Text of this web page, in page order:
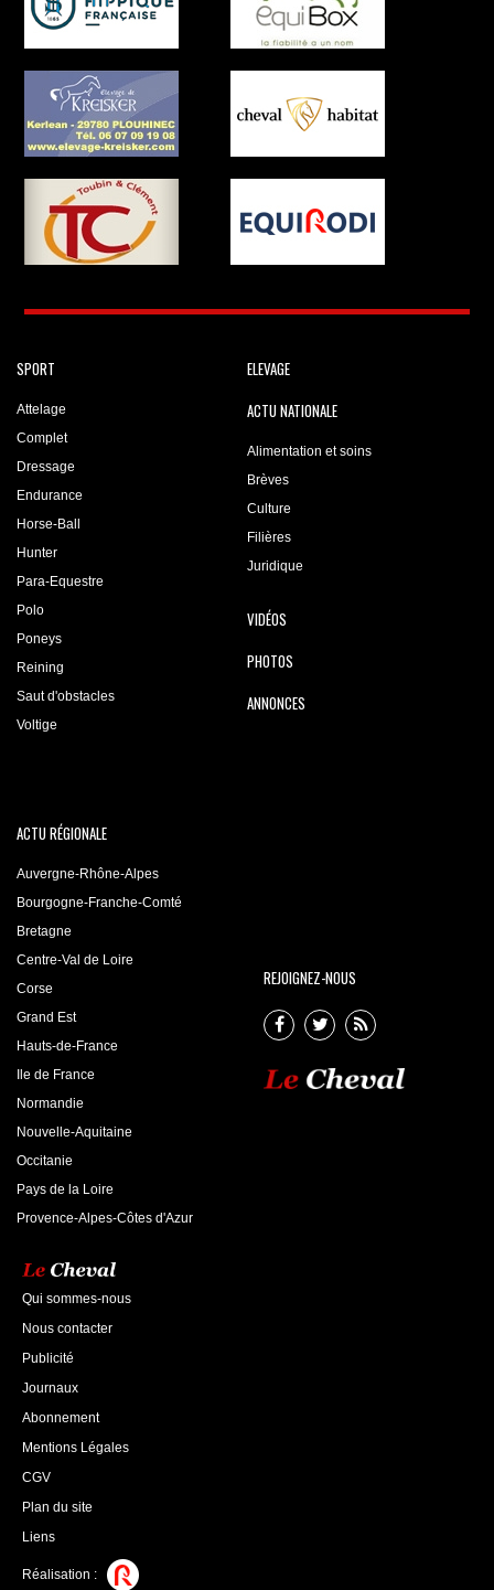
SPORT
Attelage
Complet
Dressage
Endurance
Horse-Ball
Hunter
Para-Equestre
Polo
Poneys
Reining
Saut d'obstacles
Voltige
ELEVAGE
ACTU NATIONALE
Alimentation et soins
Brèves
Culture
Filières
Juridique
VIDÉOS
PHOTOS
ANNONCES
ACTU RÉGIONALE
Auvergne-Rhône-Alpes
Bourgogne-Franche-Comté
Bretagne
Centre-Val de Loire
Corse
Grand Est
Hauts-de-France
Ile de France
Normandie
Nouvelle-Aquitaine
Occitanie
Pays de la Loire
Provence-Alpes-Côtes d'Azur
REJOIGNEZ-NOUS
Qui sommes-nous
Nous contacter
Publicité
Journaux
Abonnement
Mentions Légales
CGV
Plan du site
Liens
Réalisation :